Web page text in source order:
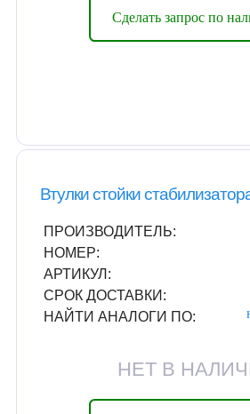
Сделать запрос по
Втулки стойки
ПРОИЗВОДИТЕЛЬ:
НОМЕР:
АРТИКУЛ:
СРОК ДОСТАВКИ:
НАЙТИ АНАЛОГИ ПО:
НЕТ В